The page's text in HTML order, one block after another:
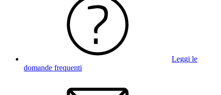
Leggi le
domande frequenti